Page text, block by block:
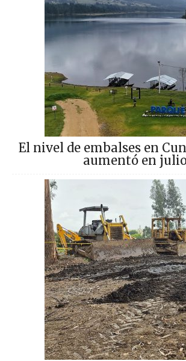
El nivel de embalses en
aumentó en